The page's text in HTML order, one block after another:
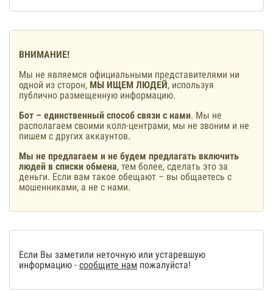
ВНИМАНИЕ!
Мы не являемся официальными представителями ни
одной из сторон, МЫ ИЩЕМ ЛЮДЕЙ, используя
публично размещенную информацию.
Бот – единственный способ связи с нами. Мы не
располагаем своими колл-центрами, мы не звоним и не
пишем с других аккаунтов.
Мы не предлагаем и не будем предлагать включить
людей в списки обмена, тем более, сделать это за
деньги. Если вам такое обещают – вы общаетесь с
мошенниками, а не с нами.
Если Вы заметили неточную или устаревшую
информацию - сообщите нам пожалуйста!